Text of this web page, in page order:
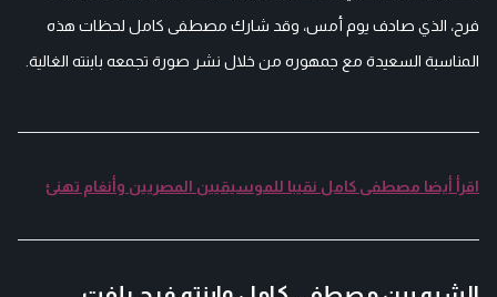
فرح، الذي صادف يوم أمس، وقد شارك مصطفى كامل لحظات هذه
المناسبة السعيدة مع جمهوره من خلال نشر صورة تجمعه بابنته الغالية.
اقرأ أيضا مصطفى كامل نقيبا للموسيقيين المصريين وأنغام تهنئ